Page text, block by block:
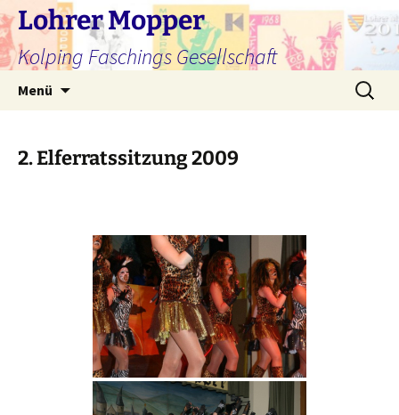
Zum
Inhalt
springen
Lohrer Mopper
Kolping Faschings Gesellschaft
Menü
Suchen
nach:
2. Elferratssitzung 2009